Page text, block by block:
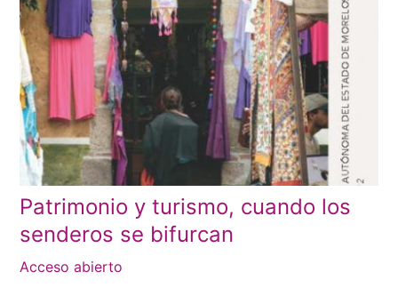
Patrimonio y turismo, cuando los
senderos se bifurcan
Acceso abierto